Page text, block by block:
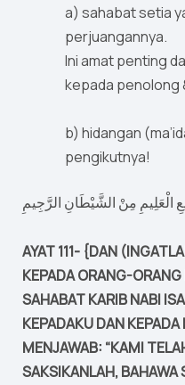
a) sahabat setia
perjuangannya.
Ini amat penting
kepada penolong
b) hidangan
pengikutnya!
AYAT 111- {DAN
KEPADA ORANG-
SAHABAT KARIB NABI
KEPADAKU DAN
MENJAWAB: “KAMI
SAKSIKANLAH, BAHAWA